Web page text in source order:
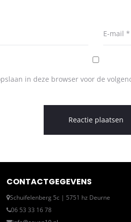
E-mail *
in deze browser voor de
CONTACTGEGEVENS
Schuifelenberg 5c | 5751 hz Deurne
06 53 33 16 78